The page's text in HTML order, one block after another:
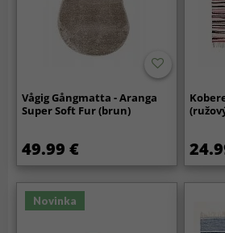
Vågig Gångmatta - Aranga
Super Soft Fur (brun)
49.99 €
Novinka